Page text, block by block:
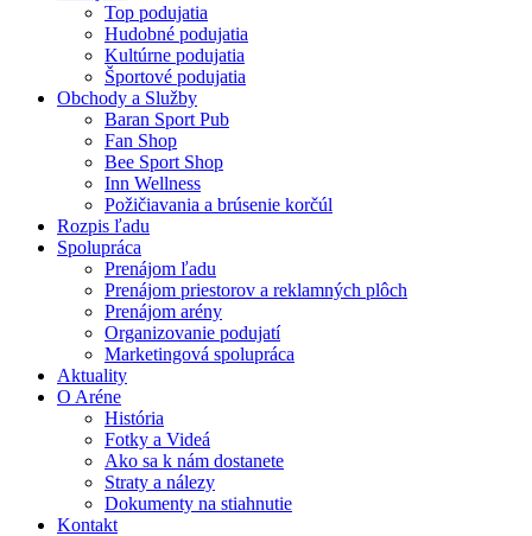
Top podujatia
Hudobné podujatia
Kultúrne podujatia
Športové podujatia
Obchody a Služby
Baran Sport Pub
Fan Shop
Bee Sport Shop
Inn Wellness
Požičiavania a brúsenie korčúl
Rozpis ľadu
Spolupráca
Prenájom ľadu
Prenájom priestorov a reklamných plôch
Prenájom arény
Organizovanie podujatí
Marketingová spolupráca
Aktuality
O Aréne
História
Fotky a Videá
Ako sa k nám dostanete
Straty a nálezy
Dokumenty na stiahnutie
Kontakt